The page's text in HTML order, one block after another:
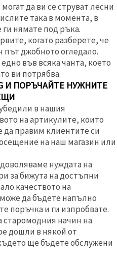
да ви се струват лесни
така в момента, в
ги нямате под ръка.
когато разберете, че
път джобното огледало.
във всяка чанта, което
ви потрябва.
И ПОРЪЧАЙТЕ НУЖНИТЕ
в нашия
на артикулите, които
да правим клиентите си
на наш магазин или
нуждата на
за бижута на достъпни
качеството на
да бъдете напълно
поръчка и ги изпробвате.
старомодния начин на
дошли в някой от
ще бъдете обслужени